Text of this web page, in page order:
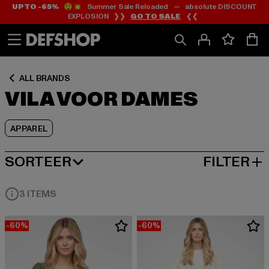
Ga
naar
Ga
naar
UP TO -65%😲💥 Summer Sale Reloaded — absolute DISCOUNT
EXPLOSION ❯❯ GO TO SALE ❮❮
ALL BRANDS
VILA VOOR DAMES
APPAREL
Ga
naar
Rooster
SORTEER
MEEST POPULAIRE FILTER
3 ITEMS
-60% -60%